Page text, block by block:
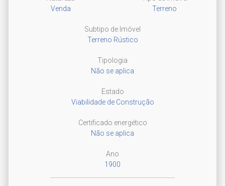
Venda
Terreno
Subtipo de Imóvel
Terreno Rústico
Tipologia
Não se aplica
Estado
Viabilidade de Construção
Certificado energético
Não se aplica
Ano
1900